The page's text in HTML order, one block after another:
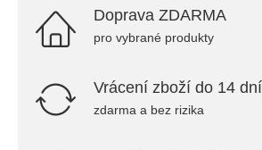
Doprava ZDARMA
pro vybrané produkty
Vrácení zboží do 14 dní
zdarma a bez rizika